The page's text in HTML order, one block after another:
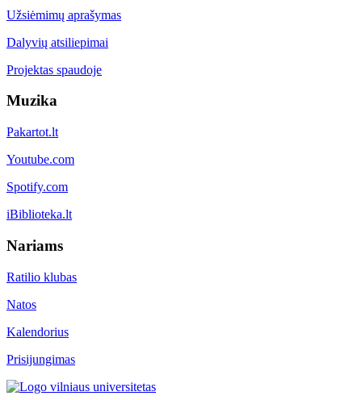
Užsiėmimų aprašymas
Dalyvių atsiliepimai
Projektas spaudoje
Muzika
Pakartot.lt
Youtube.com
Spotify.com
iBiblioteka.lt
Nariams
Ratilio klubas
Natos
Kalendorius
Prisijungimas